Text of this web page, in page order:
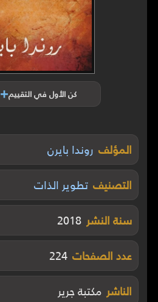
كن الأول في التقييم+
المؤلف روندا بايرن
التصنيف تطوير الذات
سنة النشر 2018
عدد الصفحات 224
الناشر مكتبة جرير